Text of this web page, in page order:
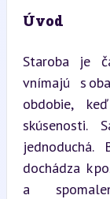
Úvod
Staroba je
vnímajú s
obdobie,
skúsenosti.
jednoduchá.
dochádza k
a